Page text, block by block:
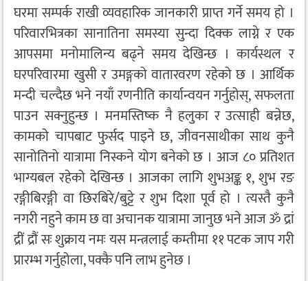
घरमा सम्पर्क राखी व्यवहारिक जानकारी प्राप्त गर्ने समय हो ।
परिवारभित्रका सानातिना समस्या सुन्दा दिक्क लाग्ने र एक
आपसमा मनोमालिन्य बढ्ने समय देखिन्छ । कार्यस्थल र
घरपरिवारमा खुसी र उमङ्गको वातारवरण रहेको छ । आर्थिक
मन्दी चल्दैछ भने नयाँ रणनीति कार्यान्वयन गर्नुहोस्, सफलता
पाउन सक्नुहुन्छ । मनमस्तिष्क नै हलुका र उत्साही बन्नेछ,
कामको चापबाट फुर्सद पाइने छ, जीवनसाथीका साथ कुनै
सानोतिनो यात्रामा निस्कने योग बनेको छ । आज ८० प्रतिशत
भाग्यबल रहेको देखिन्छ । आजका लागि शुभअङ्क १, शुभ रङ
रङ्गीबिरङ्गी वा छिरबिरे/बुट्टे र शुभ दिशा पूर्व हो । त्यस्तै कुनै
नगरी नहुने काम छ वा अचानक यात्रामा जानुछ भने आज ॐ द्रां
द्रीं द्रौं सः शुक्राय नमः यस मन्त्रलाई कम्तीमा ११ पटक जाप गरी
प्रारम्भ गर्नुहोला, पक्कै पनि लाभ हुनेछ ।